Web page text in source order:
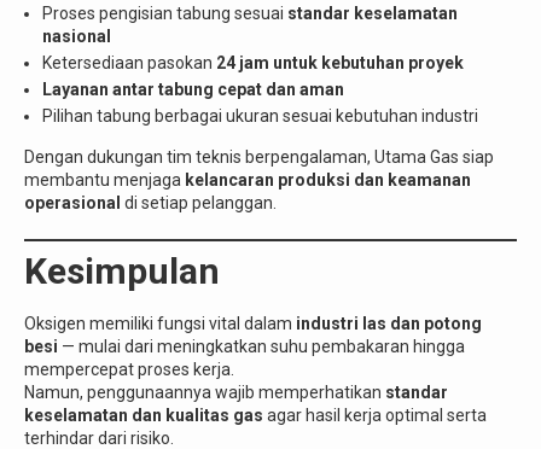
Proses pengisian tabung sesuai standar keselamatan
nasional
Ketersediaan pasokan 24 jam untuk kebutuhan proyek
Layanan antar tabung cepat dan aman
Pilihan tabung berbagai ukuran sesuai kebutuhan industri
Dengan dukungan tim teknis berpengalaman, Utama Gas siap
membantu menjaga kelancaran produksi dan keamanan
operasional di setiap pelanggan.
Kesimpulan
Oksigen memiliki fungsi vital dalam industri las dan potong
besi — mulai dari meningkatkan suhu pembakaran hingga
mempercepat proses kerja.
Namun, penggunaannya wajib memperhatikan standar
keselamatan dan kualitas gas agar hasil kerja optimal serta
terhindar dari risiko.